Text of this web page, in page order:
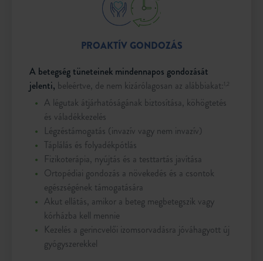
PROAKTÍV GONDOZÁS
A betegség tüneteinek mindennapos gondozását
jelenti, beleértve, de nem kizárólagosan az alábbiakat:1,2
A légutak átjárhatóságának biztosítása, köhögtetés
és váladékkezelés
Légzéstámogatás (invazív vagy nem invazív)
Táplálás és folyadékpótlás
Fizikoterápia, nyújtás és a testtartás javítása
Ortopédiai gondozás a növekedés és a csontok
egészségének támogatására
Akut ellátás, amikor a beteg megbetegszik vagy
kórházba kell mennie
Kezelés a gerincvelői izomsorvadásra jóváhagyott új
gyógyszerekkel